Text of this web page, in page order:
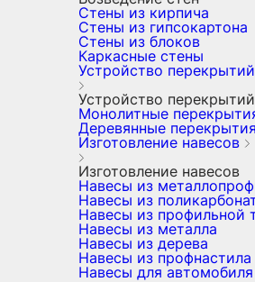
Стены из кирпича
Стены из гипсокартона
Стены из блоков
Каркасные стены
Устройство перекрытий
Устройство перекрытий
Монолитные
Деревянные перекрытия
Изготовление навесов
Изготовление навесов
Навесы из
Навесы из
Навесы из профильной
Навесы из металла
Навесы из дерева
Навесы из профнастила
Навесы для автомобиля